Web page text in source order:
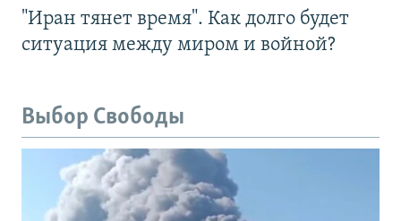
"Иран тянет время". Как долго будет
ситуация между миром и войной?
Выбор Свободы